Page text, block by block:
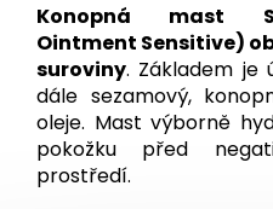
Konopná mast
Ointment Sensitive)
suroviny. Základem je
dále sezamový,
oleje. Mast výborně
pokožku před
prostředí.